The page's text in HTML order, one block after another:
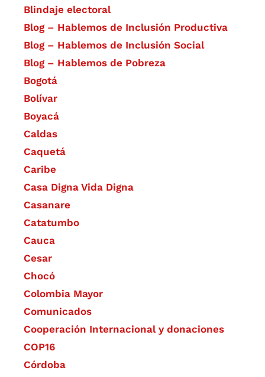
Blindaje electoral
Blog – Hablemos de Inclusión Productiva
Blog – Hablemos de Inclusión Social
Blog – Hablemos de Pobreza
Bogotá
Bolívar
Boyacá
Caldas
Caquetá
Caribe
Casa Digna Vida Digna
Casanare
Catatumbo
Cauca
Cesar
Chocó
Colombia Mayor
Comunicados
Cooperación Internacional y donaciones
COP16
Córdoba